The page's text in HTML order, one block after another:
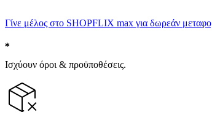
Γίνε μέλος στο SHOPFLIX max για δωρεάν
Ισχύουν όροι & προϋποθέσεις.